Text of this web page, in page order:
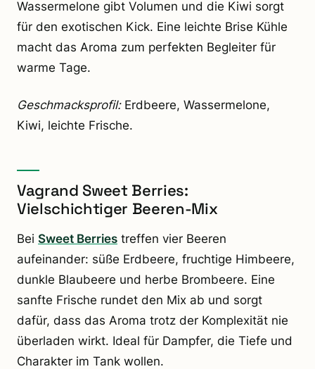
Wassermelone gibt Volumen und die Kiwi sorgt
für den exotischen Kick. Eine leichte Brise Kühle
macht das Aroma zum perfekten Begleiter für
warme Tage.
Geschmacksprofil:Erdbeere, Wassermelone,
Kiwi, leichte Frische.
Vagrand Sweet Berries:
Vielschichtiger Beeren-Mix
Bei Sweet Berries treffen vier Beeren
aufeinander: süße Erdbeere, fruchtige Himbeere,
dunkle Blaubeere und herbe Brombeere. Eine
sanfte Frische rundet den Mix ab und sorgt
dafür, dass das Aroma trotz der Komplexität nie
überladen wirkt. Ideal für Dampfer, die Tiefe und
Charakter im Tank wollen.